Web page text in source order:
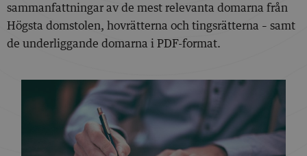
sammanfattningar av de mest relevanta domarna från
Högsta domstolen, hovrätterna och tingsrätterna – samt
de underliggande domarna i PDF-format.